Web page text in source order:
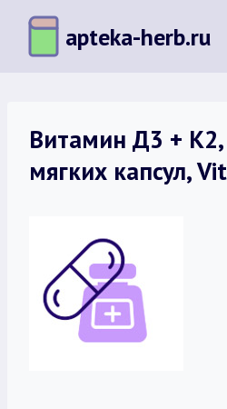
Перейти
содержимому
apteka-herb.ru
Витамин Д3 +
мягких капсул,